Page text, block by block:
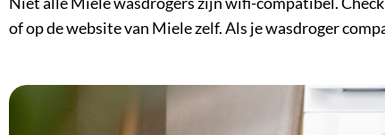
of op de website van Miele zelf. Als je wasdroger